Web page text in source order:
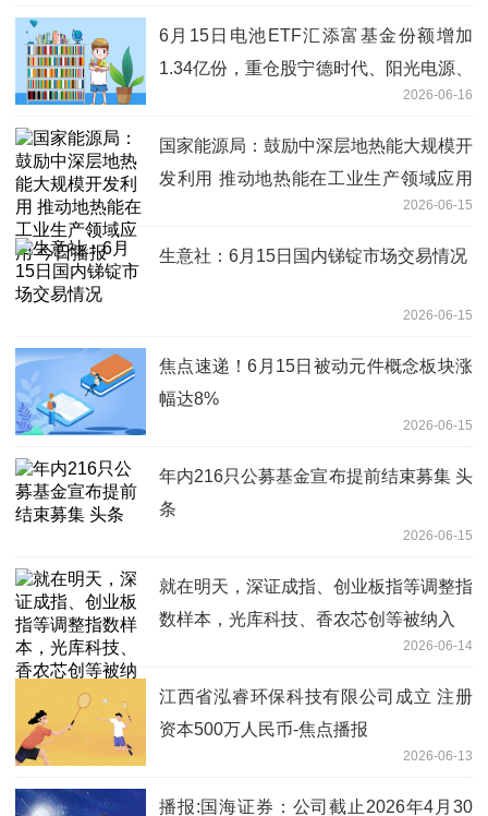
6月15日电池ETF汇添富基金份额增加
1.34亿份，重仓股宁德时代、阳光电源、
2026-06-16
国家能源局：鼓励中深层地热能大规模开
发利用 推动地热能在工业生产领域应用
2026-06-15
生意社：6月15日国内锑锭市场交易情况
2026-06-15
焦点速递！6月15日被动元件概念板块涨
幅达8%
2026-06-15
年内216只公募基金宣布提前结束募集 头
条
2026-06-15
就在明天，深证成指、创业板指等调整指
数样本，光库科技、香农芯创等被纳入
2026-06-14
江西省泓睿环保科技有限公司成立 注册
资本500万人民币-焦点播报
2026-06-13
播报:国海证券：公司截止2026年4月30